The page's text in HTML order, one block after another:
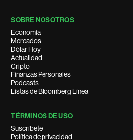
SOBRE NOSOTROS
Economía
Mercados
Dólar Hoy
Actualidad
Cripto
Finanzas Personales
Podcasts
Listas de Bloomberg Línea
TÉRMINOS DE USO
Suscríbete
Política de privacidad